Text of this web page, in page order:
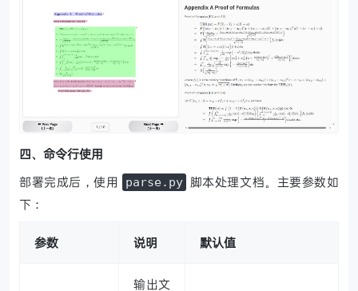
四、命令行使用
部署完成后，使用
parse.py 脚本处理文档。主要参数如
下：
参数 说明 默认值
输出文